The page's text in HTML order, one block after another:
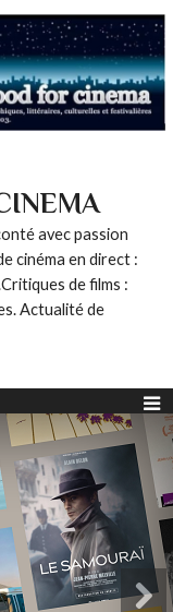
avec passion
cinéma en direct :
de films :
Actualité de